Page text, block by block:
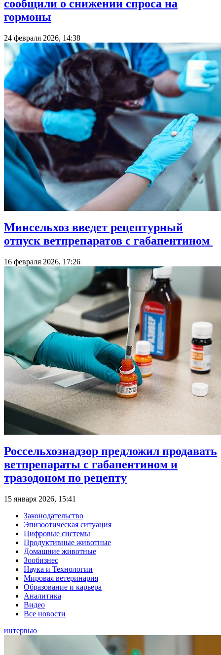
сообщили о снижении спроса на
гормоны
24 февраля 2026, 14:38
Минсельхоз введет рецептурный
отпуск ветпрепаратов с габапентином
16 февраля 2026, 17:26
Россельхознадзор предложил продавать
ветпрепараты с габапентином и
тразодоном по рецепту
15 января 2026, 15:41
Законодательство
Эпизоотическая ситуация
Цифровые системы
Продуктивные животные
Домашние животные
Зообизнес
Наука и Технологии
Мировая ветеринария
Образование и карьера
Аналитика
Видео
Все новости
интервью